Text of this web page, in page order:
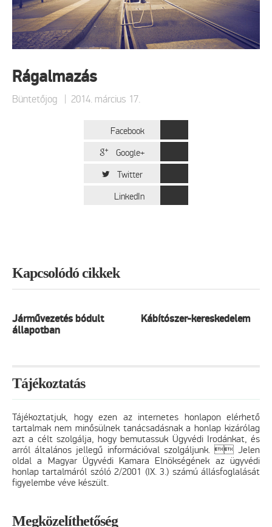
Rágalmazás
Büntetőjog | 2014. március 17.
Facebook
Google+
Twitter
LinkedIn
Kapcsolódó cikkek
Járművezetés bódult
állapotban
Kábítószer-kereskedelem
Tájékoztatás
Tájékoztatjuk, hogy ezen az internetes honlapon elérhető
tartalmak nem minősülnek tanácsadásnak a honlap kizárólag
azt a célt szolgálja, hogy bemutassuk Ügyvédi Irodánkat, és
arról általános jellegű információval szolgáljunk.  Jelen
oldal a Magyar Ügyvédi Kamara Elnökségének az ügyvédi
honlap tartalmáról szóló 2/2001 (IX. 3.) számú állásfoglalását
figyelembe véve készült.
Megközelíthetőség